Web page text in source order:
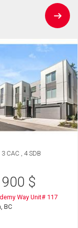
3 CAC , 4 SDB
$
Way Unit# 117
BC